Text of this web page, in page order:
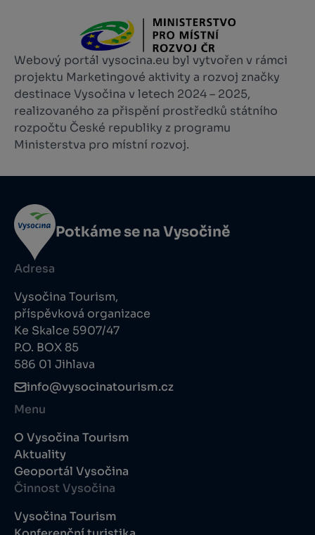
Webový portál vysocina.eu byl vytvořen v rámci
projektu Marketingové aktivity a rozvoj značky
destinace Vysočina v letech 2024 – 2025,
realizovaného za přispění prostředků státního
rozpočtu České republiky z programu
Ministerstva pro místní rozvoj.
Potkáme se na Vysočině
Adresa
Vysočina Tourism,
příspěvková organizace
Ke Skalce 5907/47
P.O. BOX 85
586 01 Jihlava
info@vysocinatourism.cz
Menu
O Vysočina Tourism
Aktuality
Geoportál Vysočina
Činnost Vysočina
Vysočina Tourism